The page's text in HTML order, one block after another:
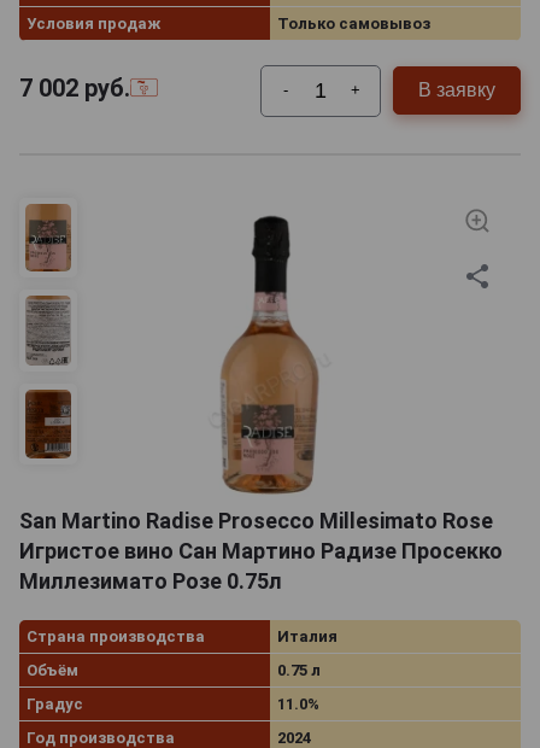
Условия продаж
Только самовывоз
7 002 руб. - + В заявку
San Martino Radise Prosecco Millesimato Rose
Игристое вино Сан Мартино Радизе Просекко
Миллезимато Розе 0.75л
Страна производства
Италия
Объём
0.75 л
Градус
11.0%
Год производства
2024